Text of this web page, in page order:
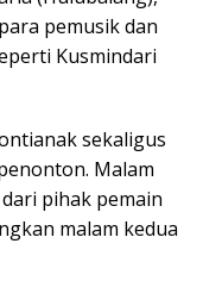
pemusik dan
Kusmindari
sekaligus
Malam
pihak pemain
malam kedua